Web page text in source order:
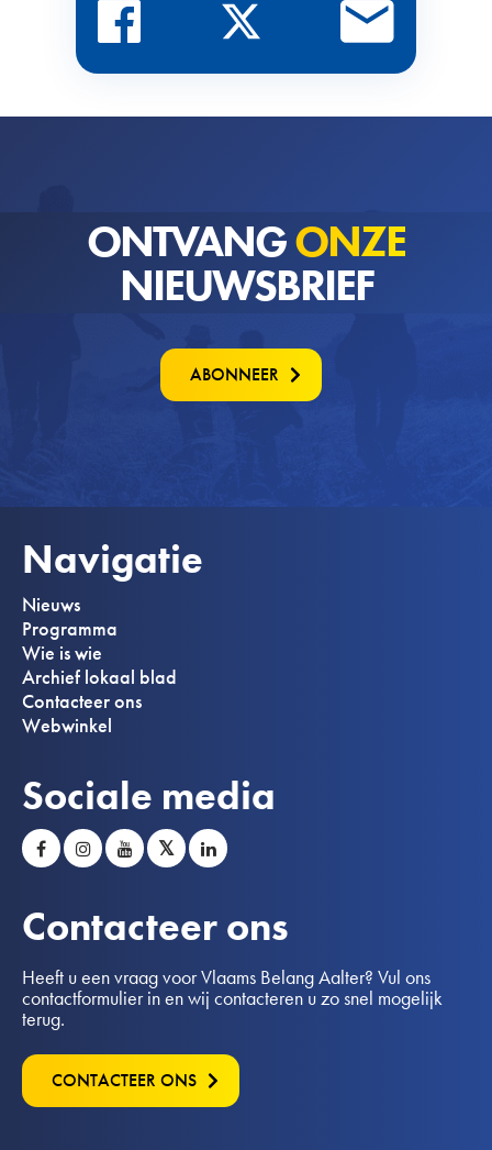
ONTVANGONZE
NIEUWSBRIEF
ABONNEER
Navigatie
Nieuws
Programma
Wie is wie
Archief lokaal blad
Contacteer ons
Webwinkel
Sociale media
𝕏
Contacteer ons
Heeft u een vraag voor Vlaams Belang Aalter? Vul ons
contactformulier in en wij contacteren u zo snel mogelijk
terug.
CONTACTEER ONS